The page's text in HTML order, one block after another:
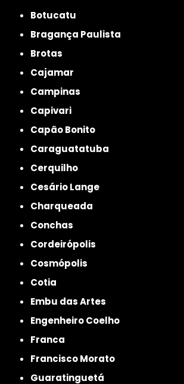
Botucatu
Bragança Paulista
Brotas
Cajamar
Campinas
Capivari
Capão Bonito
Caraguatatuba
Cerquilho
Cesário Lange
Charqueada
Conchas
Cordeirópolis
Cosmópolis
Cotia
Embu das Artes
Engenheiro Coelho
Franca
Francisco Morato
Guaratinguetá